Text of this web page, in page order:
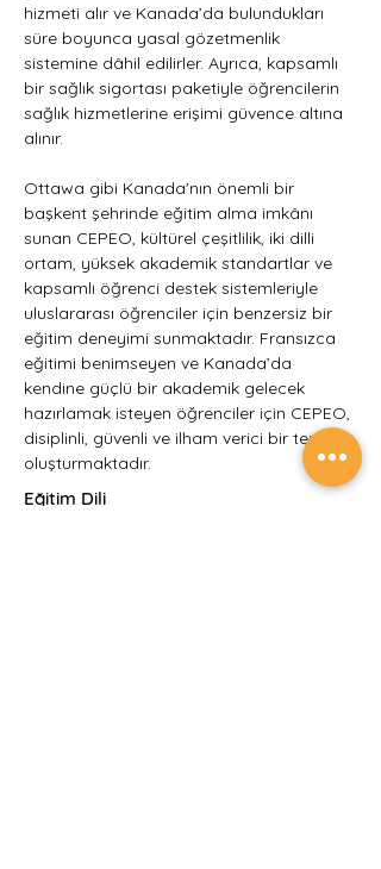
hizmeti alır ve Kanada’da bulundukları
süre boyunca yasal gözetmenlik
sistemine dâhil edilirler. Ayrıca, kapsamlı
bir sağlık sigortası paketiyle öğrencilerin
sağlık hizmetlerine erişimi güvence altına
alınır.
Ottawa gibi Kanada'nın önemli bir
başkent şehrinde eğitim alma imkânı
sunan CEPEO, kültürel çeşitlilik, iki dilli
ortam, yüksek akademik standartlar ve
kapsamlı öğrenci destek sistemleriyle
uluslararası öğrenciler için benzersiz bir
eğitim deneyimi sunmaktadır. Fransızca
eğitimi benimseyen ve Kanada’da
kendine güçlü bir akademik gelecek
hazırlamak isteyen öğrenciler için CEPEO,
disiplinli, güvenli ve ilham verici bir tercih
oluşturmaktadır.
Eğitim Dili